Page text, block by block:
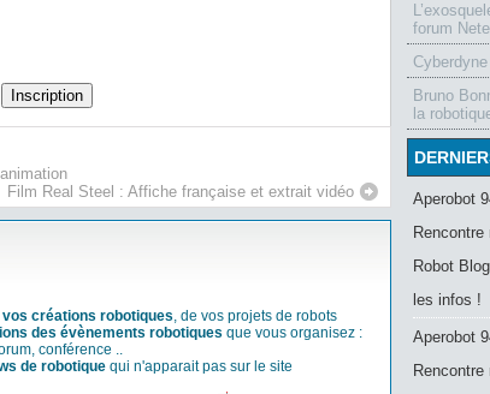
Film Real Steel : Affiche française et extrait vidéo
créations robotiques, de vos projets de robots
des évènements robotiques que vous organisez :
conférence ..
de robotique qui n'apparait pas sur le site
forum
Bruno
la
Aperobot
Rencontre
Robot Blog
les infos !
Aperobot
Rencontre